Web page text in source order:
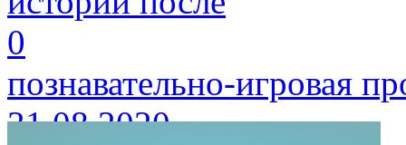
0
познавательно-игровая
31.08.2020